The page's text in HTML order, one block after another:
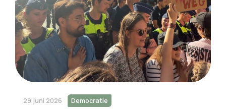
29 juni 2026 Democratie